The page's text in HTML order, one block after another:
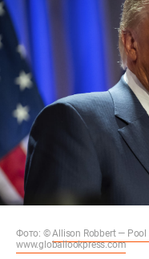
Фото: ©Allison Robbert — Pool
www.globallookpress.com